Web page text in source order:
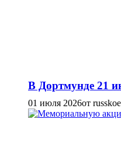
В Дортмунде 21
01 июля 2026от